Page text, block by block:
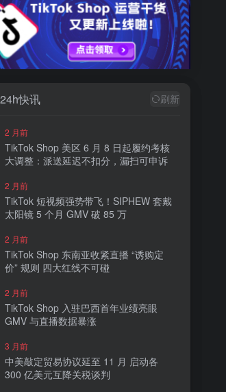
快讯 刷新
2 月前
TikTok Shop 美区 6 月 8 日起履约考核
大调整：派送延迟不扣分，漏扫可申诉
2 月前
TikTok 短视频强势带飞！SIPHEW 套戴
太阳镜 5 个月 GMV 破 85 万
2 月前
TikTok Shop 东南亚收紧直播 “诱购定
价” 规则 四大红线不可碰
2 月前
TikTok Shop 入驻巴西首年业绩亮眼
GMV 与直播数据暴涨
3 月前
中美敲定贸易协议延至 11 月 启动各
300 亿美元互降关税谈判